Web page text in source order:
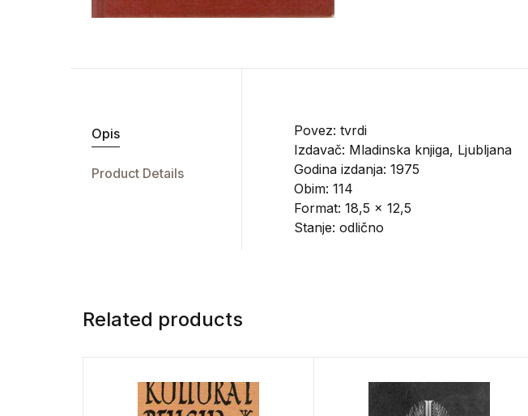
Opis
Product Details
Povez: tvrdi
Izdavač: Mladinska knjiga, Ljubljana
Godina izdanja: 1975
Obim: 114
Format: 18,5 x 12,5
Stanje: odlično
Related products